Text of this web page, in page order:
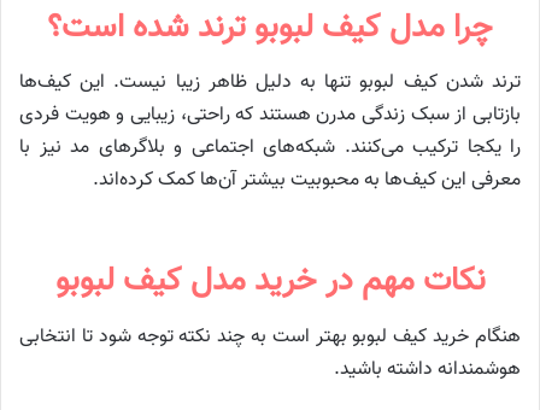
چرا مدل کیف لبوبو ترند شده است؟
ترند شدن کیف لبوبو تنها به دلیل ظاهر زیبا نیست. این کیف‌ها
بازتابی از سبک زندگی مدرن هستند که راحتی، زیبایی و هویت فردی
را یکجا ترکیب می‌کنند. شبکه‌های اجتماعی و بلاگرهای مد نیز با
معرفی این کیف‌ها به محبوبیت بیشتر آن‌ها کمک کرده‌اند.
نکات مهم در خرید مدل کیف لبوبو
هنگام خرید کیف لبوبو بهتر است به چند نکته توجه شود تا انتخابی
هوشمندانه داشته باشید.